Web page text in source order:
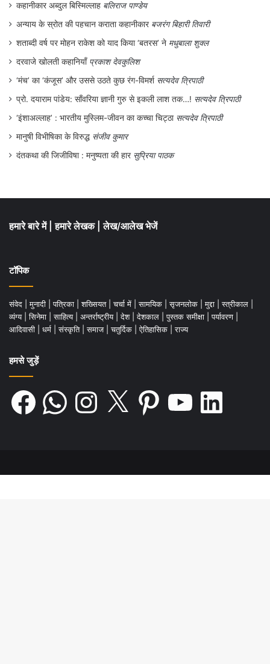
कहानीकार अब्दुल बिस्मिल्लाह बलिराज पाण्डेय
अन्याय के स्रोत की पहचान कराता कहानीकार बजरंग बिहारी तिवारी
शताब्दी वर्ष पर मोहन राकेश को याद किया ‘बतरस’ ने मधुबाला शुक्ल
दरवाजे खोलती कहानियाँ प्रकाश देवकुलिश
‘मंच’ का ‘कंजूस’ और उससे उठते कुछ रंग-विमर्श सत्यदेव त्रिपाठी
प्रो. दयाराम पांडेय: साँवरिया ज्ञानी गुरु से इकली लाश तक…! सत्यदेव त्रिपाठी
‘इंशाअल्लाह’ : भारतीय मुस्लिम-जीवन का कच्चा चिट्ठा सत्यदेव त्रिपाठी
मानुषी विभीषिका के विरुद्ध संजीव कुमार
दंतकथा की जिजीविषा : मनुष्यता की हार सुप्रिया पाठक
हमारे बारे में हमारे लेखक लेख/आलेख भेजें
टॉपिक
संवेद मुनादी पत्रिका शख्सियत चर्चा में सामयिक सृजनलोक मुद्दा स्त्रीकाल
व्यंग्य
सिनेमा साहित्य अन्तर्राष्ट्रीय देश देशकाल पुस्तक समीक्षा पर्यावरण
आदिवासी
धर्म संस्कृति समाज चतुर्दिक ऐतिहासिक राज्य
हमसे जुड़ें
Facebook WhatsAppInstagram Pinterest LinkedIn